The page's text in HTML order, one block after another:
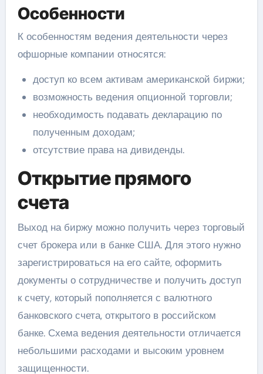
Особенности
К особенностям ведения деятельности через
офшорные компании относятся:
доступ ко всем активам американской биржи;
возможность ведения опционной торговли;
необходимость подавать декларацию по
полученным доходам;
отсутствие права на дивиденды.
Открытие прямого
счета
Выход на биржу можно получить через торговый
счет брокера или в банке США. Для этого нужно
зарегистрироваться на его сайте, оформить
документы о сотрудничестве и получить доступ
к счету, который пополняется с валютного
банковского счета, открытого в российском
банке. Схема ведения деятельности отличается
небольшими расходами и высоким уровнем
защищенности.